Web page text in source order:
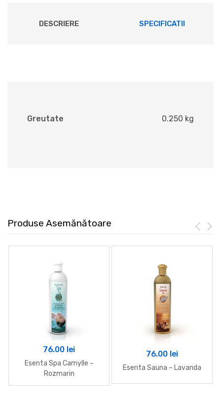
DESCRIERE SPECIFICATII
Greutate 0.250 kg
Produse Asemănătoare
76.00 lei
Esenta Spa Camylle –
Rozmarin
76.00 lei
Esenta Sauna – Lavanda